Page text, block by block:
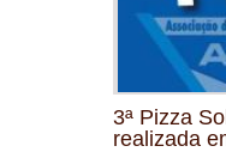
3ª Pizza
realizada